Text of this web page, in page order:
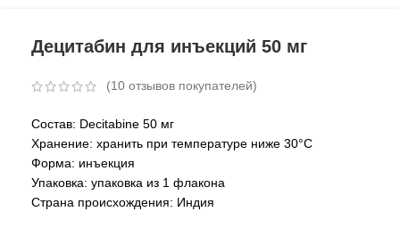
Децитабин для инъекций 50 мг
(10 отзывов покупателей)
Состав: Decitabine 50 мг
Хранение: хранить при температуре ниже 30°C
Форма: инъекция
Упаковка: упаковка из 1 флакона
Страна происхождения: Индия